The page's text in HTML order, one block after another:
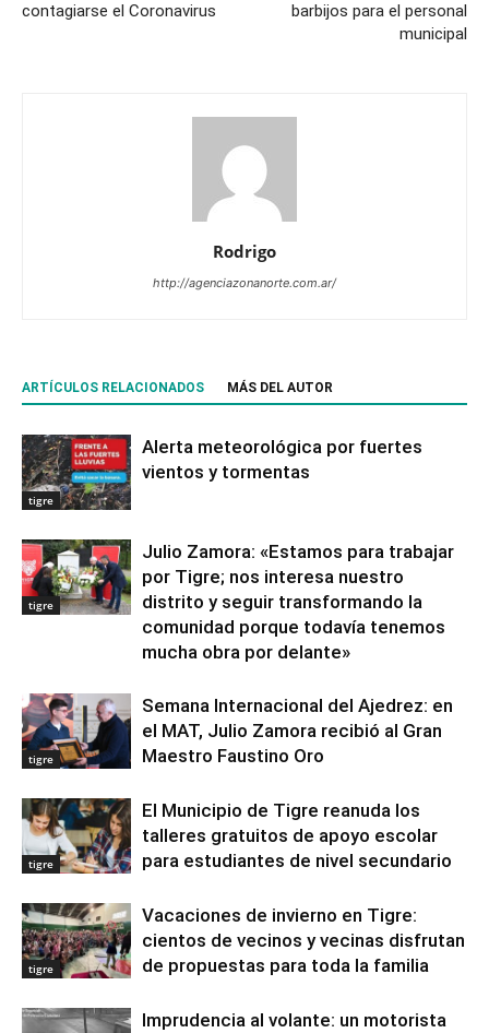
contagiarse el Coronavirus
barbijos para el personal
municipal
Rodrigo
http://agenciazonanorte.com.ar/
ARTÍCULOS RELACIONADOS MÁS DEL AUTOR
tigre
Alerta meteorológica por fuertes
vientos y tormentas
tigre
Julio Zamora: «Estamos para trabajar
por Tigre; nos interesa nuestro
distrito y seguir transformando la
comunidad porque todavía tenemos
mucha obra por delante»
tigre
Semana Internacional del Ajedrez: en
el MAT, Julio Zamora recibió al Gran
Maestro Faustino Oro
tigre
El Municipio de Tigre reanuda los
talleres gratuitos de apoyo escolar
para estudiantes de nivel secundario
tigre
Vacaciones de invierno en Tigre:
cientos de vecinos y vecinas disfrutan
de propuestas para toda la familia
Imprudencia al volante: un motorista